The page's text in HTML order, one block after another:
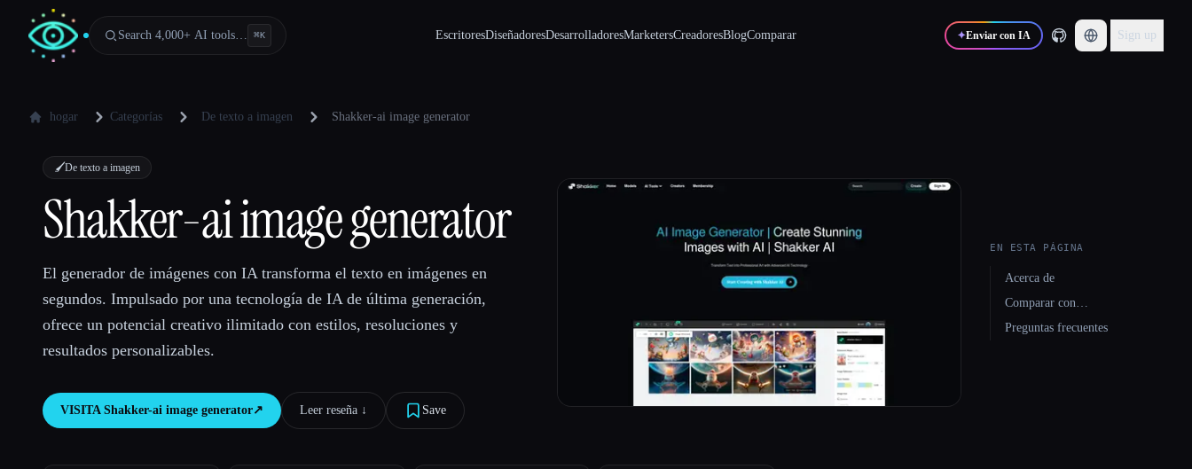
Search 4,000+ AI tools… ⌘K EscritoresDiseñadoresDesarrolladoresMarketersCreadoresBlogComparar ✦Enviar con IA Sign up
hogar Categorías De texto a imagen Shakker-ai image generator
🖌️De texto a imagen
Shakker-ai image generator
El generador de imágenes con IA transforma el texto en imágenes en
segundos. Impulsado por una tecnología de IA de última generación,
ofrece un potencial creativo ilimitado con estilos, resoluciones y
resultados personalizables.
VISITA Shakker-ai image generator↗︎ Leer reseña ↓︎ Save
EN ESTA PÁGINA
Acerca de
Comparar con…
Preguntas frecuentes